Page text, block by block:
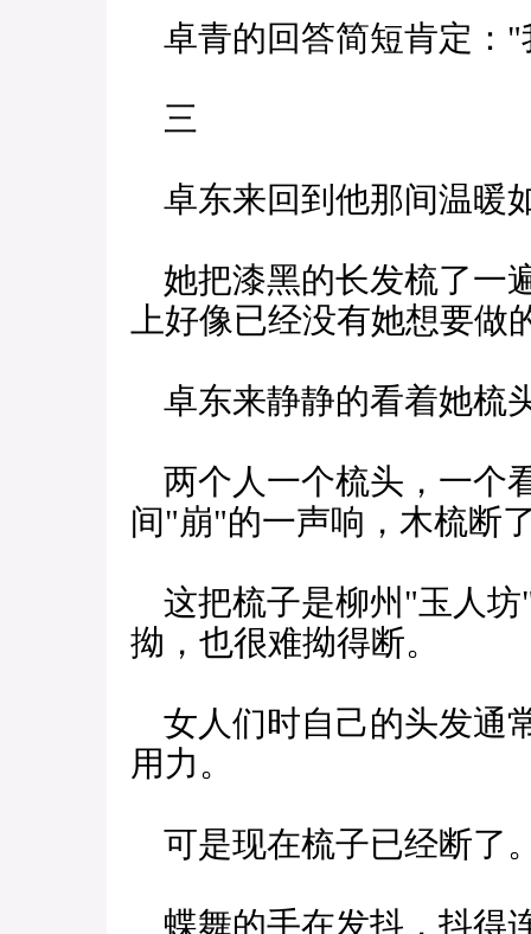
卓青的回答简短肯定："
三
卓东来回到他那间温暖
她把漆黑的长发梳了一
上好像已经没有她想要做
卓东来静静的看着她梳
两个人一个梳头，一个
间"崩"的一声响，木梳断
这把梳子是柳州"玉人坊
拗，也很难拗得断。
女人们时自己的头发通
用力。
可是现在梳子已经断了
蝶舞的手在发抖，抖得